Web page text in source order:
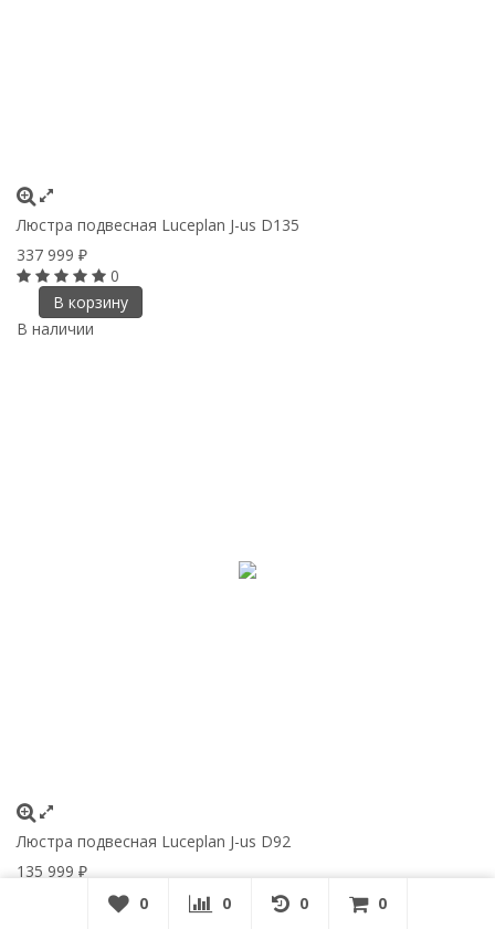
Люстра подвесная Luceplan J-us D135
337 999 ₽
0
В корзину
В наличии
Люстра подвесная Luceplan J-us D92
135 999 ₽
0
В корзину
0 0 0 0